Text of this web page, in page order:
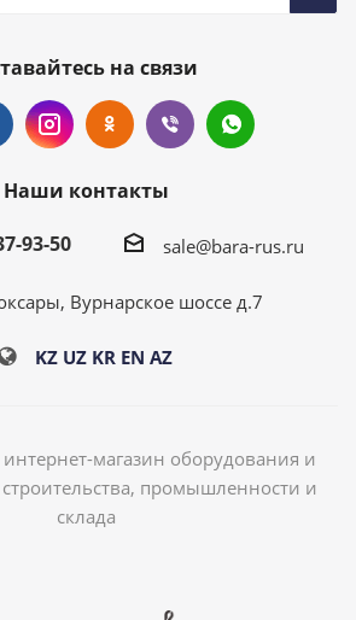
на связи
Наши контакты
93-50
sale@bara-rus.ru
Вурнарское шоссе д.7
KZ UZ KR EN AZ
интернет-магазин оборудования и
промышленности и
склада